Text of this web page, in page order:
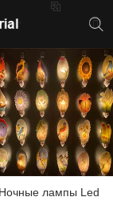

лампы Led